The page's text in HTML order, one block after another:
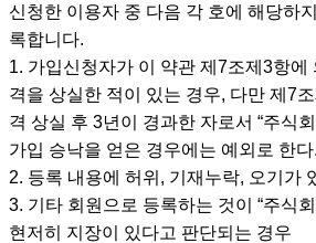
신청한 이용자 중 다음 각 호에 해당하
록합니다.
1. 가입신청자가 이 약관 제7조제3항에
격을 상실한 적이 있는 경우, 다만 제7
격 상실 후 3년이 경과한 자로서 “주식
가입 승낙을 얻은 경우에는 예외로 한다.
2. 등록 내용에 허위, 기재누락, 오기가
3. 기타 회원으로 등록하는 것이 “주식
현저히 지장이 있다고 판단되는 경우